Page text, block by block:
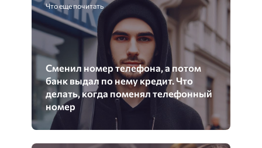
Что еще почитать
Сменил номер телефона, а потом
банк выдал по нему кредит. Что
делать, когда поменял телефонный
номер